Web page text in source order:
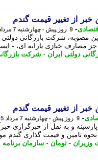
خبر از تغییر قیمت گندم
- 9 روز پیش - چهارشنبه 7 مرداد 1405، 16:30
مصوبه، شرکت بازرگانی دولتی
جز مصارف خبازی یارانه ای، -
دولتی ایران - شرکت
خبر از تغییر قیمت گندم
- 9 روز پیش - چهارشنبه 7 مرداد 1405، 15:52
و به نقل از خبرگزاری
تامین و قیمت گذاری گندم
وزیران - تومان - سازمان برنامه